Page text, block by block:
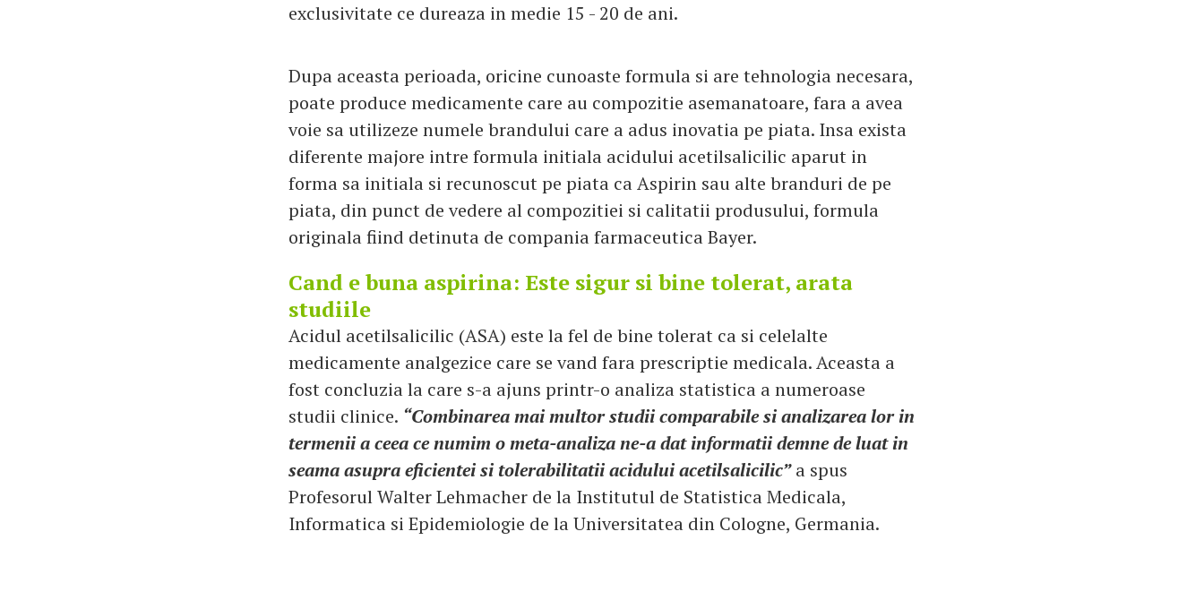
exclusivitate ce dureaza in medie 15 - 20 de ani.
Dupa aceasta perioada, oricine cunoaste formula si are tehnologia necesara,
poate produce medicamente care au compozitie asemanatoare, fara a avea
voie sa utilizeze numele brandului care a adus inovatia pe piata. Insa exista
diferente majore intre formula initiala acidului acetilsalicilic aparut in
forma sa initiala si recunoscut pe piata ca Aspirin sau alte branduri de pe
piata, din punct de vedere al compozitiei si calitatii produsului, formula
originala fiind detinuta de compania farmaceutica Bayer.
Cand e buna aspirina: Este sigur si bine tolerat, arata
studiile
Acidul acetilsalicilic (ASA) este la fel de bine tolerat ca si celelalte
medicamente analgezice care se vand fara prescriptie medicala. Aceasta a
fost concluzia la care s-a ajuns printr-o analiza statistica a numeroase
studii clinice. “Combinarea mai multor studii comparabile si analizarea lor in
termenii a ceea ce numim o meta-analiza ne-a dat informatii demne de luat in
seama asupra eficientei si tolerabilitatii acidului acetilsalicilic”a spus
Profesorul Walter Lehmacher de la Institutul de Statistica Medicala,
Informatica si Epidemiologie de la Universitatea din Cologne, Germania.